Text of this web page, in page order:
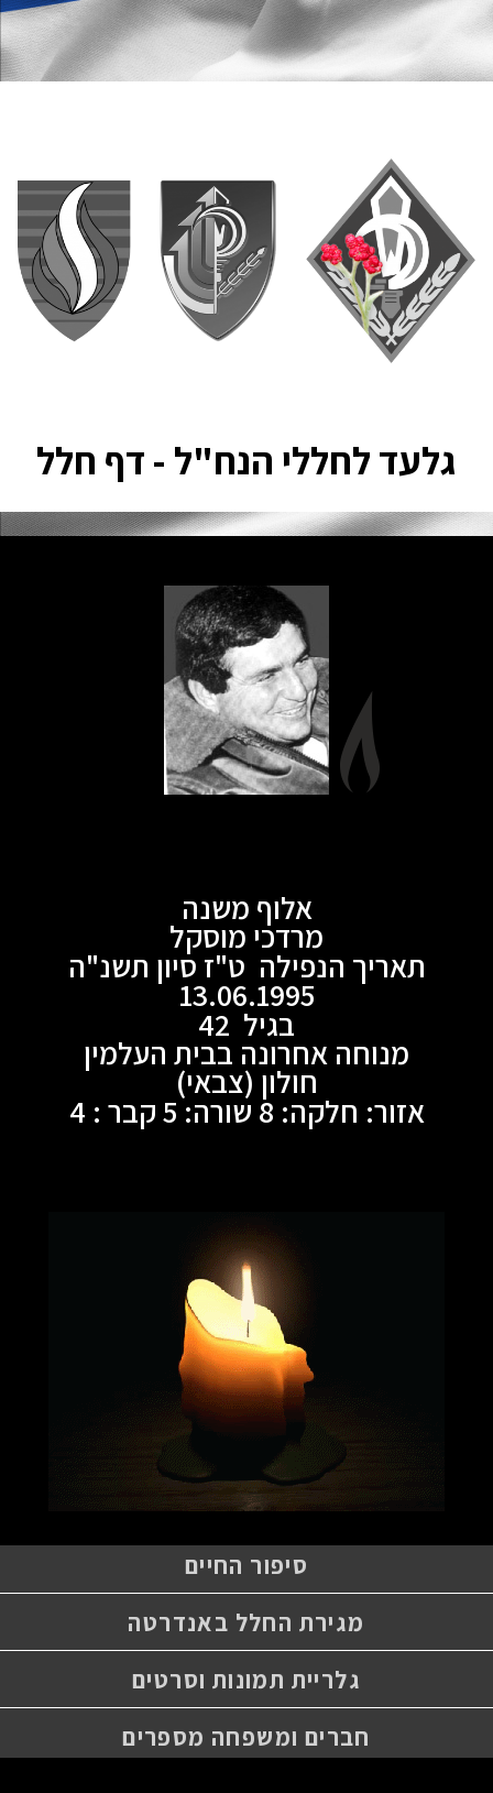
גלעד לחללי הנח"ל - דף חלל
אלוף משנה
מרדכי מוסקל
תאריך הנפילה ט"ז סיון תשנ"ה
13.06.1995
בגיל 42
מנוחה אחרונה בבית העלמין
חולון (צבאי)
אזור: חלקה: 8 שורה: 5 קבר : 4
סיפור החיים
מגירת החלל באנדרטה
גלריית תמונות וסרטים
חברים ומשפחה מספרים